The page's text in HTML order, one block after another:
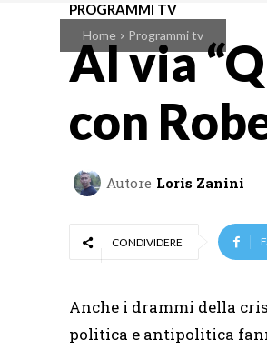
Home Programmi tv
PROGRAMMI TV
Al via
con
Autore Loris Zanini
CONDIVIDERE
Anche i drammi della
politica e antipolitica